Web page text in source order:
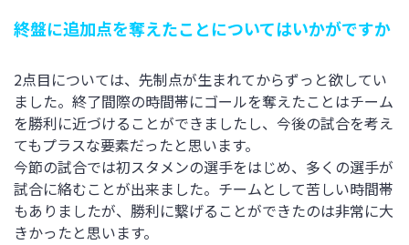
終盤に追加点を奪えたことについてはいかがですか
2点目については、先制点が生まれてからずっと欲してい
ました。終了間際の時間帯にゴールを奪えたことはチーム
を勝利に近づけることができましたし、今後の試合を考え
てもプラスな要素だったと思います。
今節の試合では初スタメンの選手をはじめ、多くの選手が
試合に絡むことが出来ました。チームとして苦しい時間帯
もありましたが、勝利に繋げることができたのは非常に大
きかったと思います。